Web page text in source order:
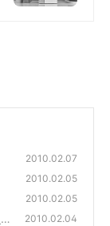
2010.02.07
2010.02.05
2010.02.05
2010.02.04